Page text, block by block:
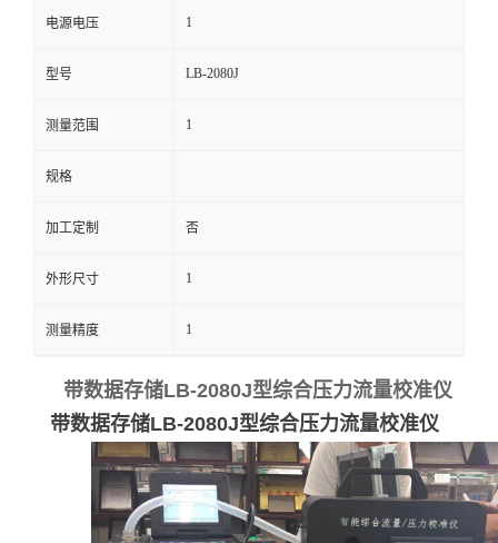
线
电源电压 1
型号 LB-2080J
测量范围 1
规格
加工定制 否
外形尺寸 1
测量精度 1
带数据存储LB-2080J型综合压力流量校准仪
带数据存储LB-2080J型综合压力流量校准仪